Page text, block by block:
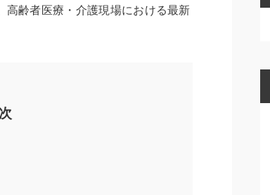
高齢者医療・介護現場における最新